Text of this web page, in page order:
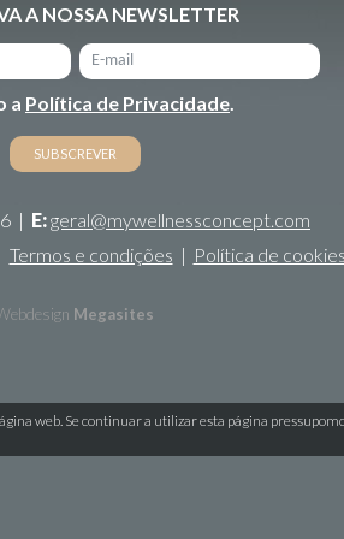
A NOSSA NEWSLETTER
a Política de Privacidade.
| E:geral@mywellnessconcept.com
Termos e condições | Política de cookies
Megasites
web. Se continuar a utilizar esta página